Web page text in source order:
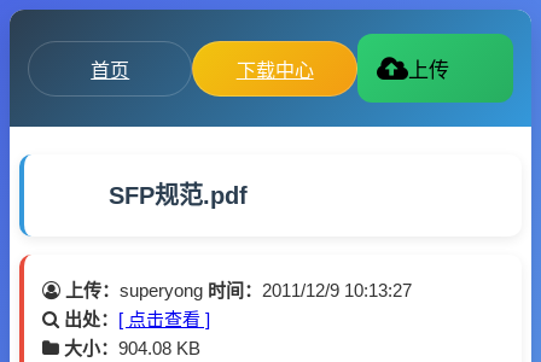
首页 下载中心 上传
SFP规范.pdf
上传： superyong 时间： 2011/12/9 10:13:27
出处： [ 点击查看 ]
大小： 904.08 KB